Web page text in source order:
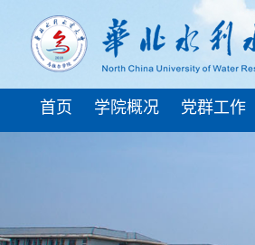
首页 学院概况 党群工作